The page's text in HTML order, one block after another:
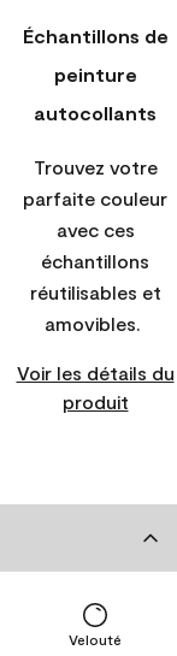
Échantillons de
peinture
autocollants
Trouvez votre
parfaite couleur
avec ces
échantillons
réutilisables et
amovibles.
Voir les détails du
produit
Velouté